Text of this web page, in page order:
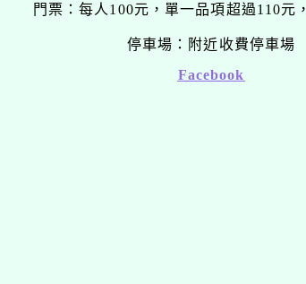
門票：每人100元，單一品項超過110元
停車場：附近收費停車場
Facebook